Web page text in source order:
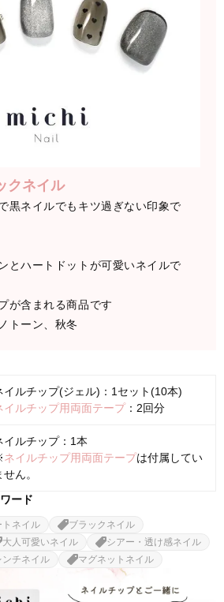
クネイル
黒ネイルでもキツ過ぎない印象で
とハートドットが可愛いネイルで
が含まれる商品です
トーン、秋冬
イルチップ(ジェル)：1セット(10本)
イルチップ用両面テープ：2回分
イルチップ：1本
ネイルチップ用両面テープは付属してい
せん。
ード
トネイル
ブラックネイル
大人可愛いネイル
シアー・透け感ネイル
ンチネイル マグネットネイル